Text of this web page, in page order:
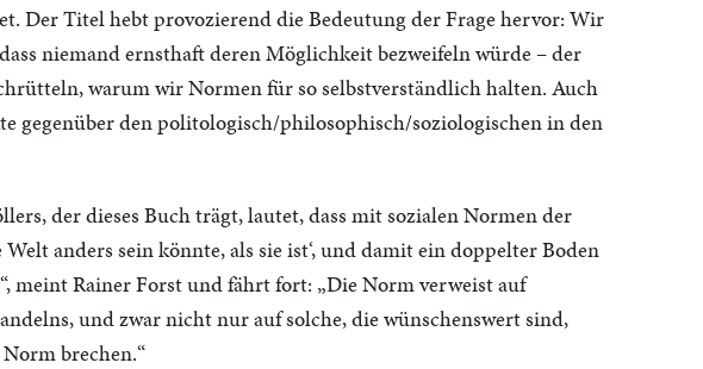
Der Titel hebt provozierend die Bedeutung der Frage hervor: Wir
niemand ernsthaft deren Möglichkeit bezweifeln würde – der
warum wir Normen für so selbstverständlich halten. Auch
gegenüber den politologisch/philosophisch/soziologischen in den
der dieses Buch trägt, lautet, dass mit sozialen Normen der
anders sein könnte, als sie ist‘, und damit ein doppelter Boden
meint Rainer Forst und fährt fort: „Die Norm verweist auf
und zwar nicht nur auf solche, die wünschenswert sind,
brechen.“